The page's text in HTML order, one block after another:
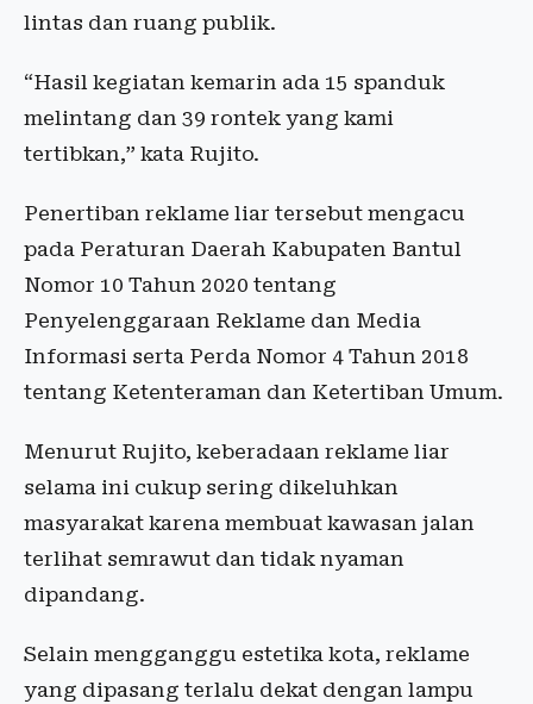
lintas dan ruang publik.
“Hasil kegiatan kemarin ada 15 spanduk
melintang dan 39 rontek yang kami
tertibkan,” kata Rujito.
Penertiban reklame liar tersebut mengacu
pada Peraturan Daerah Kabupaten Bantul
Nomor 10 Tahun 2020 tentang
Penyelenggaraan Reklame dan Media
Informasi serta Perda Nomor 4 Tahun 2018
tentang Ketenteraman dan Ketertiban Umum.
Menurut Rujito, keberadaan reklame liar
selama ini cukup sering dikeluhkan
masyarakat karena membuat kawasan jalan
terlihat semrawut dan tidak nyaman
dipandang.
Selain mengganggu estetika kota, reklame
yang dipasang terlalu dekat dengan lampu